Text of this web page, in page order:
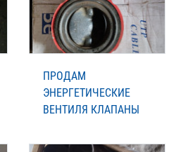
ПРОДАМ
ЭНЕРГЕТИЧЕСКИЕ
ВЕНТИЛЯ КЛАПАНЫ